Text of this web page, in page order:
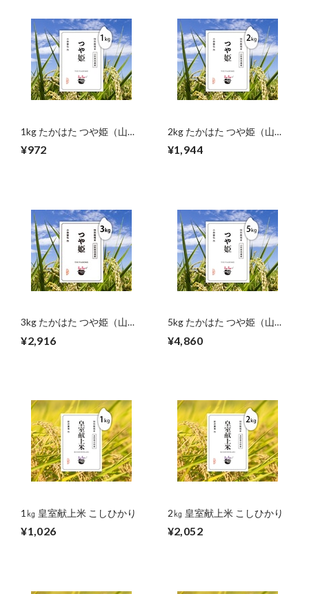
1kg たかはた つや姫（山
¥972
2kg たかはた つや姫（山
¥1,944
3kg たかはた つや姫（山
¥2,916
5kg たかはた つや姫（山
¥4,860
1㎏ 皇室献上米 こしひかり
¥1,026
2㎏ 皇室献上米 こしひかり
¥2,052